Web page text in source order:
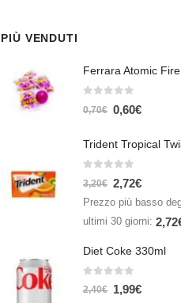
PIÙ VENDUTI
0,70€ 0,60€
3,20€ 2,72€
Prezzo più basso
ultimi 30 giorni: 2,72
Diet Coke 330ml
2,40€ 1,99€